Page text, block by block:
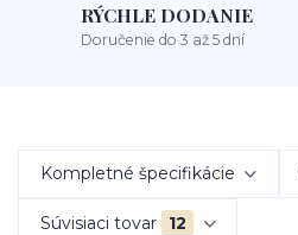
RÝCHLE DODANIE
Doručenie do 3 až 5 dní
Kompletné špecifikácie
Súvisiaci tovar 12